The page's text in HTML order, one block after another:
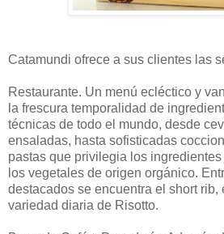
Catamundi ofrece a sus clientes las
Restaurante. Un menú ecléctico y
la frescura temporalidad de
técnicas de todo el mundo, desde
ensaladas, hasta sofisticadas
pastas que privilegia los
los vegetales de origen orgánico.
destacados se encuentra el short rib,
variedad diaria de Risotto.